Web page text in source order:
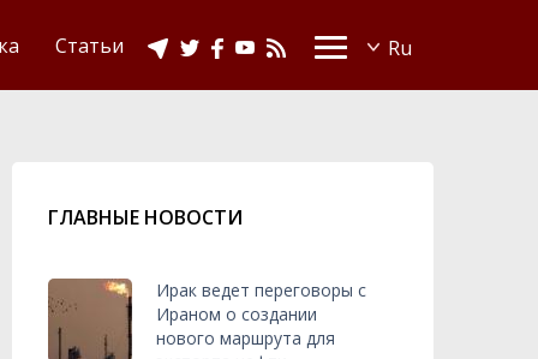
Статьи
ГЛАВНЫЕ НОВОСТИ
Ирак ведет переговоры с
Ираном о создании
нового маршрута для